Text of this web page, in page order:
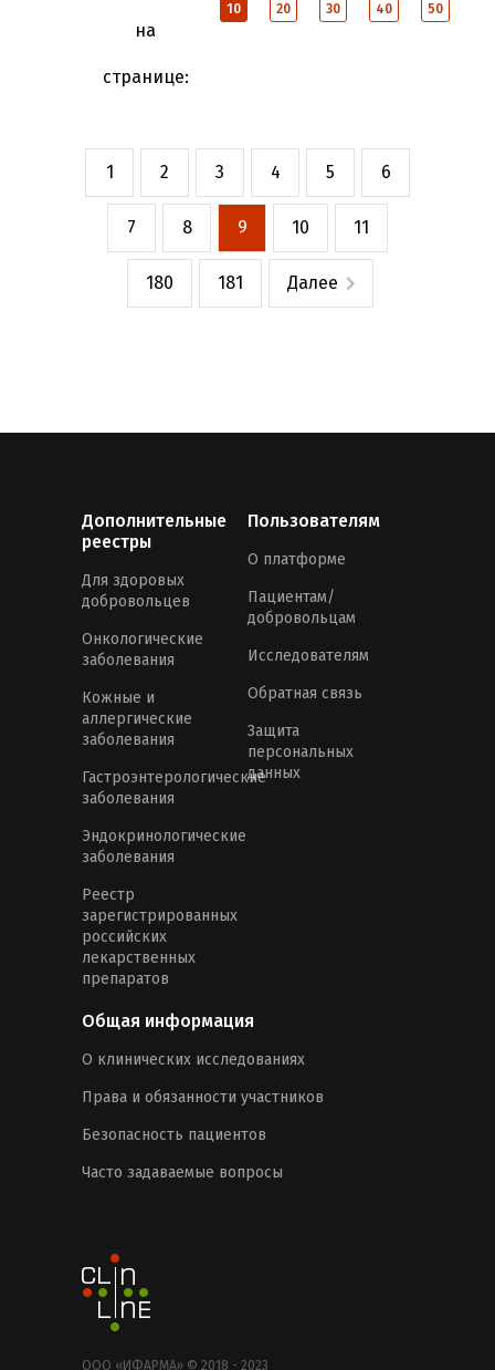
на
странице:
10 20 30 40 50
1 2 3 4 5 6
7 8 9 10 11
180 181 Далее
Дополнительные
реестры
Для здоровых
добровольцев
Онкологические
заболевания
Кожные и
аллергические
заболевания
Гастроэнтерологические
заболевания
Эндокринологические
заболевания
Реестр
зарегистрированных
российских
лекарственных
препаратов
Пользователям
О платформе
Пациентам/
добровольцам
Исследователям
Обратная связь
Защита
персональных
данных
Общая информация
О клинических исследованиях
Права и обязанности участников
Безопасность пациентов
Часто задаваемые вопросы
ООО «ИФАРМА» © 2018 - 2023